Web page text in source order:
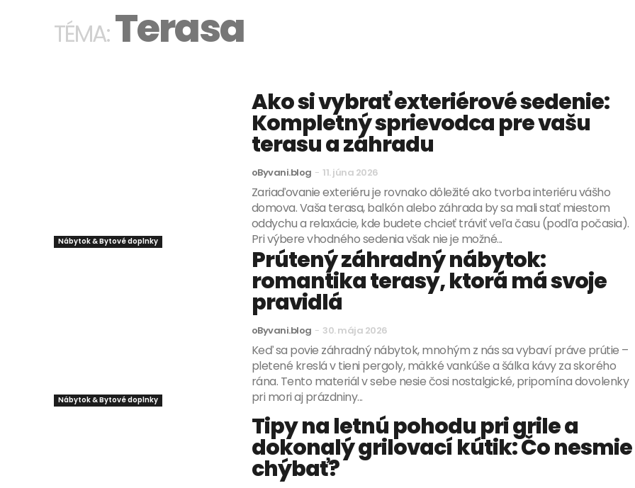
TÉMA:Terasa
Nábytok & Bytové doplnky
Ako si vybrať exteriérové sedenie:
Kompletný sprievodca pre vašu
terasu a záhradu
oByvani.blog - 11. júna 2026
Zariaďovanie exteriéru je rovnako dôležité ako tvorba interiéru vášho
domova. Vaša terasa, balkón alebo záhrada by sa mali stať miestom
oddychu a relaxácie, kde budete chcieť tráviť veľa času (podľa počasia).
Pri výbere vhodného sedenia však nie je možné...
Nábytok & Bytové doplnky
Prútený záhradný nábytok:
romantika terasy, ktorá má svoje
pravidlá
oByvani.blog - 30. mája 2026
Keď sa povie záhradný nábytok, mnohým z nás sa vybaví práve prútie –
pletené kreslá v tieni pergoly, mäkké vankúše a šálka kávy za skorého
rána. Tento materiál v sebe nesie čosi nostalgické, pripomína dovolenky
pri mori aj prázdniny...
Tipy na letnú pohodu pri grile a
dokonalý grilovací kútik: Čo nesmie
chýbať?